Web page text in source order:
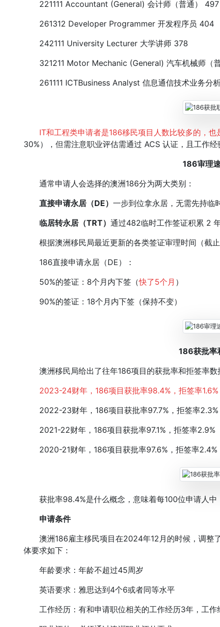
221111 Accountant (General) 会计师（普通） 497
261312 Developer Programmer 开发程序员 404
242111 University Lecturer 大学讲师 378
321211 Motor Mechanic (General) 汽车机械师（
261111 ICTBusiness Analyst 信息通信技术业务分
IT和工程类申请者是186移民项目人数比较多的，也
30%），但需注意职业评估需通过 ACS 认证，且工作
186审理
通常申请人会选择的澳洲186分为两大类别：
直接申请永居（DE） 一步到位拿永居，无需先持临
临居转永居（TRT） 通过482临时工作签证积累 2
根据澳洲移民局最近更新的各类签证审理时间（截
186直接申请永居（DE）：
50%的签证：8个月内下签（快了5个月 ）
90%的签证：18个月内下签（保持不变）
186获批率
澳洲移民局给出了往年186项目的获批率和拒签率数
2023-24财年，186项目获批率98.4%，拒签率1.6%
2022-23财年，186项目获批率97.7%，拒签率2.3%
2021-22财年，186项目获批率97.1%，拒签率2.9%
2020-21财年，186项目获批率97.6%，拒签率2.4%
获批率98.4%是什么概念，意味着每100位申请人中
申请条件
澳洲186雇主移民项目在2024年12月的时候，调整
体要求如下：
年龄要求：年龄不超过45周岁
英语要求：雅思达到4个6或者同等水平
工作经历：有和申请职位相关的工作经历3年，工作